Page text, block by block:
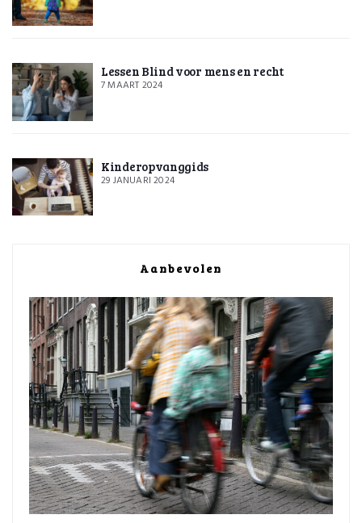
Lessen Blind voor mens en recht
7 MAART 2024
Kinderopvanggids
29 JANUARI 2024
Aanbevolen